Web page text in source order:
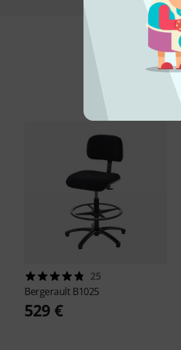
25
Bergerault B1025
529 €